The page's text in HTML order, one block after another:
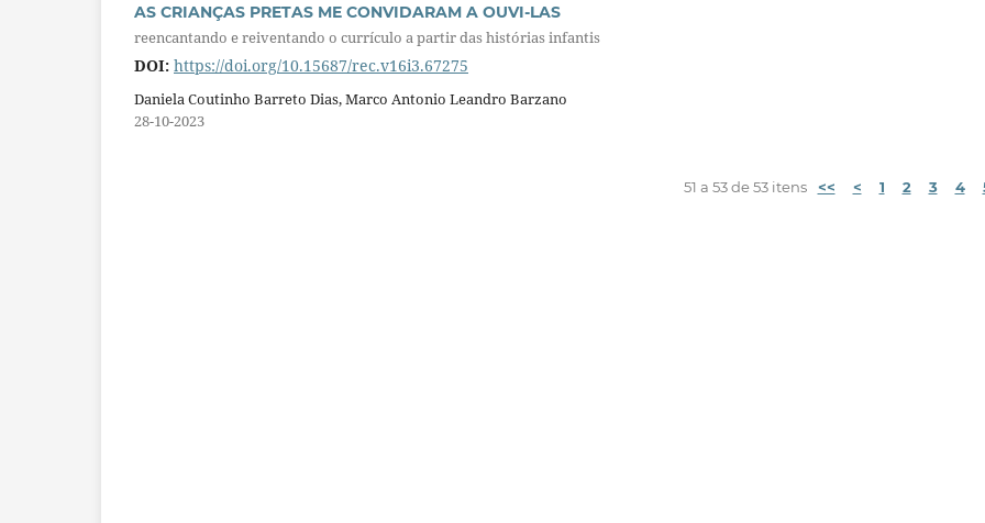
AS CRIANÇAS PRETAS ME CONVIDARAM A OUVI-LAS
reencantando e reiventando o currículo a partir das histórias infantis
DOI: https://doi.org/10.15687/rec.v16i3.67275
Daniela Coutinho Barreto Dias, Marco Antonio Leandro Barzano
28-10-2023
51 a 53 de 53 itens << < 1 2 3 4